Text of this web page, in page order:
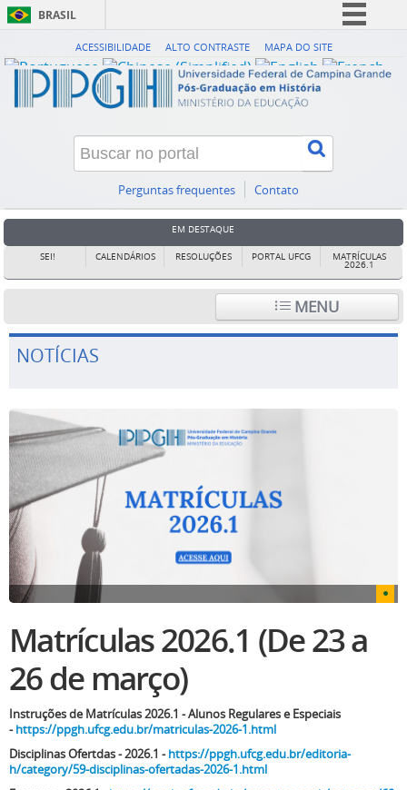
BRASIL
Simplifique!
Comunica BR
Participe
Legislação
Canais
ACESSIBILIDADE ALTO CONTRASTE MAPA DO SITE
Perguntas frequentes Contato
EM DESTAQUE
SEI! CALENDÁRIOS RESOLUÇÕES PORTAL UFCG MATRÍCULAS
2026.1
MENU
NOTÍCIAS
Matrículas 2026.1 (De 23 a
26 de março)
Instruções de Matrículas 2026.1 - Alunos Regulares e Especiais
-https://ppgh.ufcg.edu.br/matriculas-2026-1.html
Disciplinas Ofertdas - 2026.1 -https://ppgh.ufcg.edu.br/editoria-
h/category/59-disciplinas-ofertadas-2026-1.html